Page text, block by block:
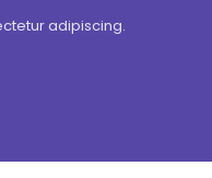
adipiscing.